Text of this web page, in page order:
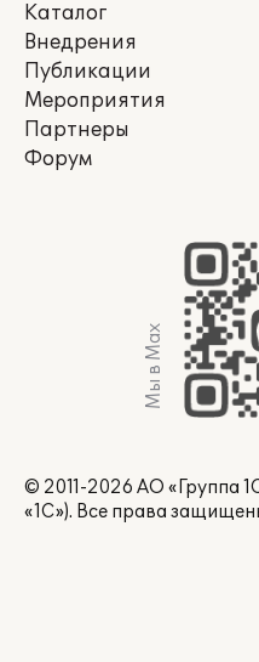
Каталог
Внедрения
Публикации
Мероприятия
Партнеры
Форум
Мы в Max
© 2011-2026 АО «Группа
«1С»). Все права